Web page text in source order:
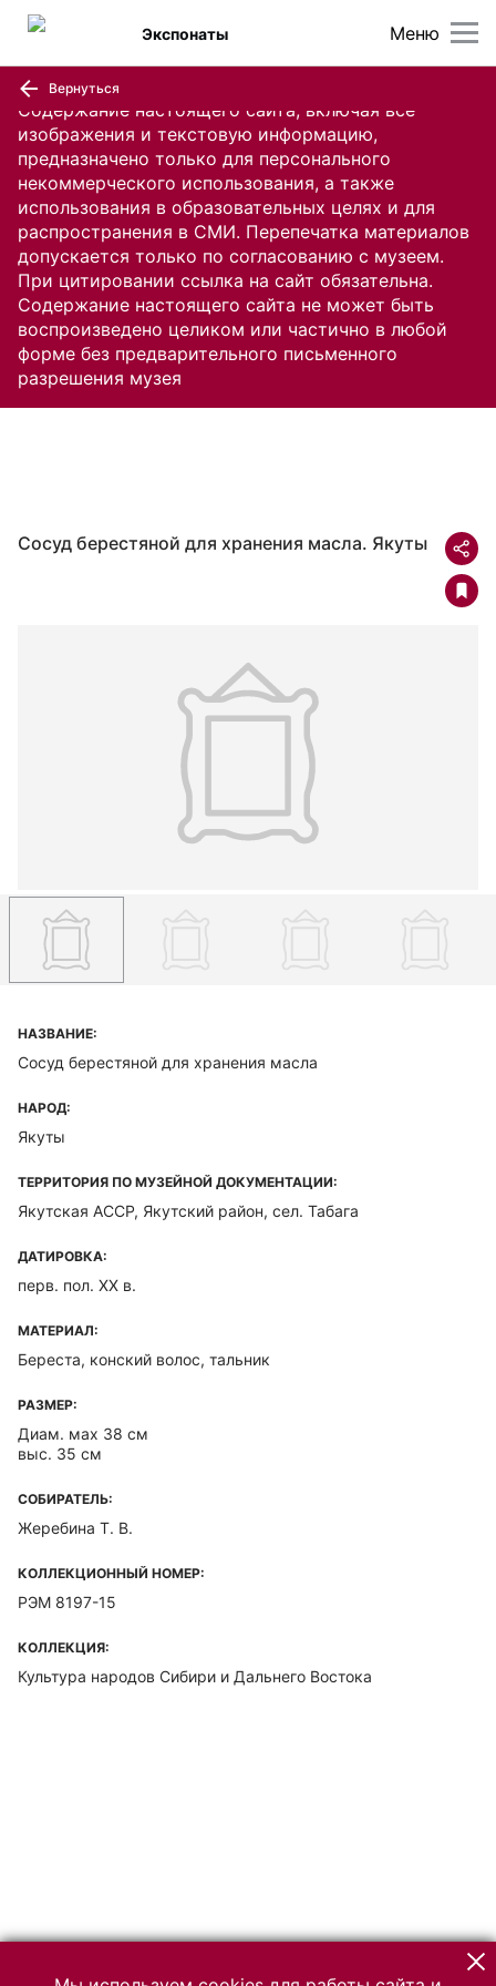
Содержание настоящего сайта, включая все
изображения и текстовую информацию,
предназначено только для персонального
некоммерческого использования, а также
использования в образовательных целях и для
распространения в СМИ. Перепечатка материалов
допускается только по согласованию с музеем.
При цитировании ссылка на сайт обязательна.
Содержание настоящего сайта не может быть
воспроизведено целиком или частично в любой
форме без предварительного письменного
разрешения музея
Меню
Экспонаты
Вернуться
Сосуд берестяной для хранения масла. Якуты
НАЗВАНИЕ:
Сосуд берестяной для хранения масла
НАРОД:
Якуты
ТЕРРИТОРИЯ ПО МУЗЕЙНОЙ ДОКУМЕНТАЦИИ:
Якутская ACCP, Якутский район, сел. Табага
ДАТИРОВКА:
перв. пол. XX в.
МАТЕРИАЛ:
Береста, конский волос, тальник
РАЗМЕР:
Диам. мах 38 см
выс. 35 см
СОБИРАТЕЛЬ:
Жеребина Т. В.
КОЛЛЕКЦИОННЫЙ НОМЕР:
РЭМ 8197-15
КОЛЛЕКЦИЯ:
Культура народов Сибири и Дальнего Востока